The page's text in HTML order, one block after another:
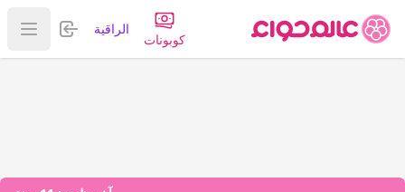
كوبونات
الراقية تسجيل
عرض